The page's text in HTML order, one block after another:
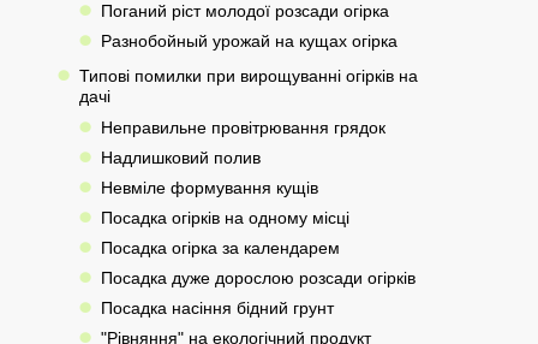
Поганий ріст молодої розсади огірка
Разнобойный урожай на кущах огірка
Типові помилки при вирощуванні огірків на
дачі
Неправильне провітрювання грядок
Надлишковий полив
Невміле формування кущів
Посадка огірків на одному місці
Посадка огірка за календарем
Посадка дуже дорослою розсади огірків
Посадка насіння бідний грунт
"Рівняння" на екологічний продукт